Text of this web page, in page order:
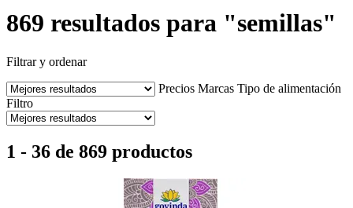
869 resultados para "semillas"
Filtrar y ordenar
Precios Marcas Tipo de alimentación
Filtro
1 - 36 de 869 productos